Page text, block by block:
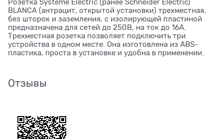
Розетка Systeme Electric (ранее Schneider Electric)
BLANCA (антрацит, открытой установки) трехместная,
без шторок и заземления, с изолирующей пластиной
предназначена для сетей до 250В, на ток до 16А.
Трехместная розетка позволяет подключить три
устройства в одном месте. Она изготовлена из ABS-
пластика, проста в установке и удобна в применении.
Отзывы